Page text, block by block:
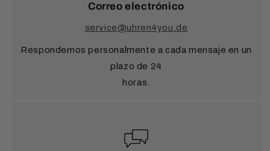
Correo electrónico
service@uhren4you.de
Respondemos personalmente a cada mensaje en un
plazo de 24
horas.